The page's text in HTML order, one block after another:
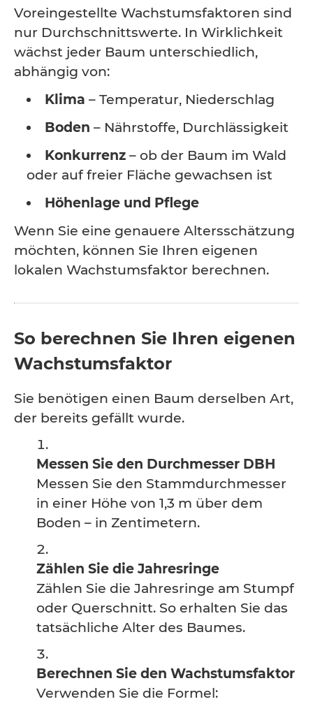
Voreingestellte Wachstumsfaktoren sind
nur Durchschnittswerte. In Wirklichkeit
wächst jeder Baum unterschiedlich,
abhängig von:
Klima – Temperatur, Niederschlag
Boden – Nährstoffe, Durchlässigkeit
Konkurrenz – ob der Baum im Wald
oder auf freier Fläche gewachsen ist
Höhenlage und Pflege
Wenn Sie eine genauere Altersschätzung
möchten, können Sie Ihren eigenen
lokalen Wachstumsfaktor berechnen.
So berechnen Sie Ihren eigenen
Wachstumsfaktor
Sie benötigen einen Baum derselben Art,
der bereits gefällt wurde.
Messen Sie den Durchmesser DBH
Messen Sie den Stammdurchmesser
in einer Höhe von 1,3 m über dem
Boden – in Zentimetern.
Zählen Sie die Jahresringe
Zählen Sie die Jahresringe am Stumpf
oder Querschnitt. So erhalten Sie das
tatsächliche Alter des Baumes.
Berechnen Sie den Wachstumsfaktor
Verwenden Sie die Formel: